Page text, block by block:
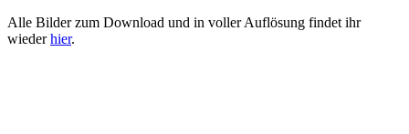
Alle Bilder zum Download und in voller Auflösung findet ihr
wiederhier.